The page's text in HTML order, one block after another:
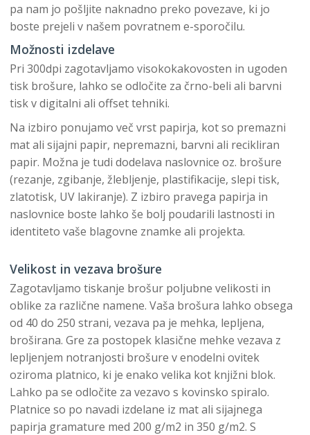
pa nam jo pošljite naknadno preko povezave, ki jo
boste prejeli v našem povratnem e-sporočilu.
Možnosti izdelave
Pri 300dpi zagotavljamo visokokakovosten in ugoden
tisk brošure, lahko se odločite za črno-beli ali barvni
tisk v digitalni ali offset tehniki.
Na izbiro ponujamo več vrst papirja, kot so premazni
mat ali sijajni papir, nepremazni, barvni ali recikliran
papir. Možna je tudi dodelava naslovnice oz. brošure
(rezanje, zgibanje, žlebljenje, plastifikacije, slepi tisk,
zlatotisk, UV lakiranje). Z izbiro pravega papirja in
naslovnice boste lahko še bolj poudarili lastnosti in
identiteto vaše blagovne znamke ali projekta.
Velikost in vezava brošure
Zagotavljamo tiskanje brošur poljubne velikosti in
oblike za različne namene. Vaša brošura lahko obsega
od 40 do 250 strani, vezava pa je mehka, lepljena,
broširana. Gre za postopek klasične mehke vezava z
lepljenjem notranjosti brošure v enodelni ovitek
oziroma platnico, ki je enako velika kot knjižni blok.
Lahko pa se odločite za vezavo s kovinsko spiralo.
Platnice so po navadi izdelane iz mat ali sijajnega
papirja gramature med 200 g/m2 in 350 g/m2. S